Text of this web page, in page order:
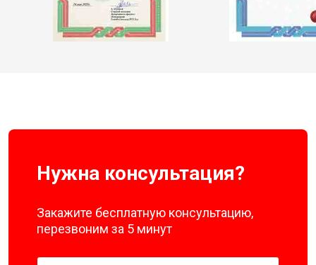
Нужна консультация?
Закажите бесплатную консультацию,
перезвоним за 5 минут